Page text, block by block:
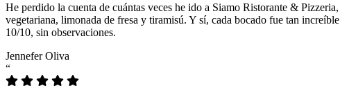
He perdido la cuenta de cuántas veces he ido a Siamo Ristorante &
vegetariana, limonada de fresa y tiramisú. Y sí, cada bocado fue tan
10/10, sin observaciones.
Jennefer Oliva
“